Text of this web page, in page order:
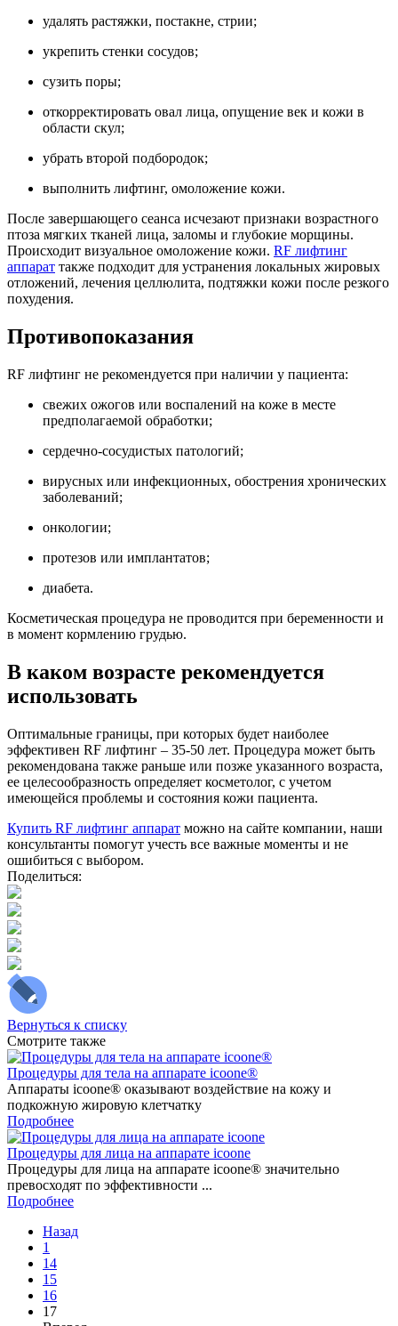
удалять растяжки, постакне, стрии;
укрепить стенки сосудов;
сузить поры;
откорректировать овал лица, опущение век и кожи в
области скул;
убрать второй подбородок;
выполнить лифтинг, омоложение кожи.
После завершающего сеанса исчезают признаки возрастного
птоза мягких тканей лица, заломы и глубокие морщины.
Происходит визуальное омоложение кожи. RF лифтинг
аппарат также подходит для устранения локальных жировых
отложений, лечения целлюлита, подтяжки кожи после резкого
похудения.
Противопоказания
RF лифтинг не рекомендуется при наличии у пациента:
свежих ожогов или воспалений на коже в месте
предполагаемой обработки;
сердечно-сосудистых патологий;
вирусных или инфекционных, обострения хронических
заболеваний;
онкологии;
протезов или имплантатов;
диабета.
Косметическая процедура не проводится при беременности и
в момент кормлению грудью.
В каком возрасте рекомендуется
использовать
Оптимальные границы, при которых будет наиболее
эффективен RF лифтинг – 35-50 лет. Процедура может быть
рекомендована также раньше или позже указанного возраста,
ее целесообразность определяет косметолог, с учетом
имеющейся проблемы и состояния кожи пациента.
Купить RF лифтинг аппарат можно на сайте компании, наши
консультанты помогут учесть все важные моменты и не
ошибиться с выбором.
Поделиться:
Вернуться к списку
Смотрите также
Процедуры для тела на аппарате icoone®
Аппараты icoone® оказывают воздействие на кожу и
подкожную жировую клетчатку
Подробнее
Процедуры для лица на аппарате icoone
Процедуры для лица на аппарате icoone® значительно
превосходят по эффективности ...
Подробнее
Назад
1
14
15
16
17